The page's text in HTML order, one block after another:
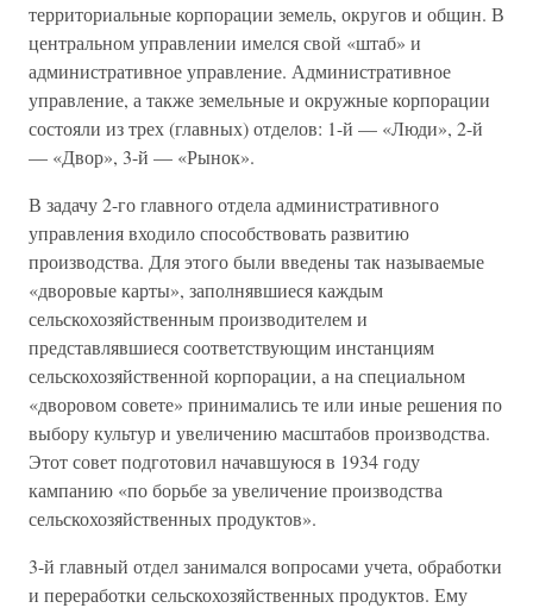
территориальные корпорации земель, округов и общин. В
центральном управлении имелся свой «штаб» и
административное управление. Административное
управление, а также земельные и окружные корпорации
состояли из трех (главных) отделов: 1-й — «Люди», 2-й
— «Двор», 3-й — «Рынок».
В задачу 2-го главного отдела административного
управления входило способствовать развитию
производства. Для этого были введены так называемые
«дворовые карты», заполнявшиеся каждым
сельскохозяйственным производителем и
представлявшиеся соответствующим инстанциям
сельскохозяйственной корпорации, а на специальном
«дворовом совете» принимались те или иные решения по
выбору культур и увеличению масштабов производства.
Этот совет подготовил начавшуюся в 1934 году
кампанию «по борьбе за увеличение производства
сельскохозяйственных продуктов».
3-й главный отдел занимался вопросами учета, обработки
и переработки сельскохозяйственных продуктов. Ему